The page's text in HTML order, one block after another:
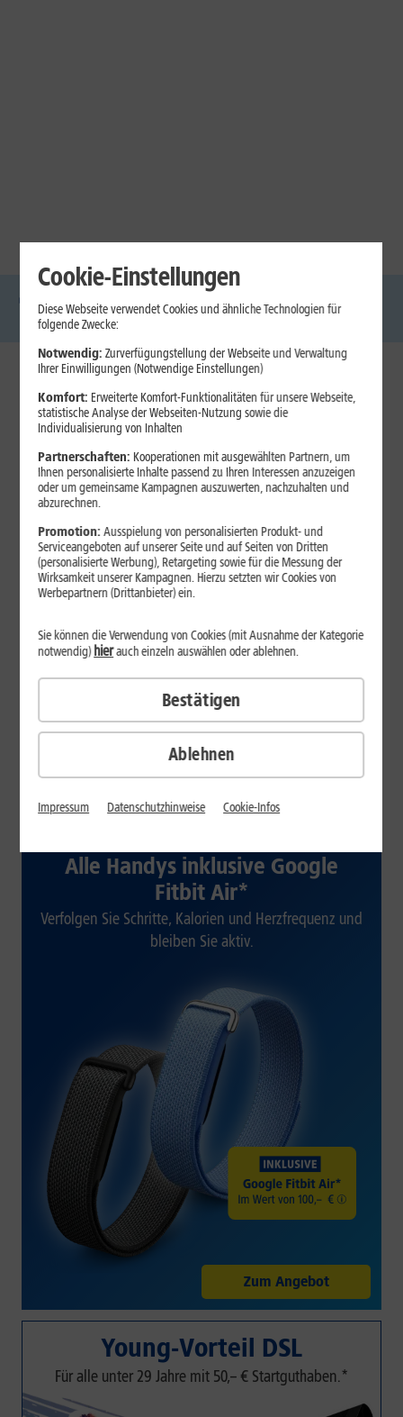
Glasfaser Internet Handys
Mobilfunk-
Laptops
1&1 Internet
Jetzt unterbrechungsfrei ins sehr gute Netz wechseln.
Ohne doppelte Kosten.*
ab 29,99
€/Monat*
Verfügbarkeit prüfen
Alle Handys inklusive Google
Fitbit Air*
Verfolgen Sie Schritte, Kalorien und Herzfrequenz und
bleiben Sie aktiv.
Zum Angebot
Young-Vorteil DSL
Für alle unter 29 Jahre mit 50,– € Startguthaben.*
Cookie-Einstellungen
Diese Webseite verwendet Cookies und ähnliche Technologien für
folgende Zwecke:
Notwendig: Zurverfügungstellung der Webseite und Verwaltung
Ihrer Einwilligungen (Notwendige Einstellungen)
Komfort: Erweiterte Komfort-Funktionalitäten für unsere Webseite,
statistische Analyse der Webseiten-Nutzung sowie die
Individualisierung von Inhalten
Partnerschaften: Kooperationen mit ausgewählten Partnern, um
Ihnen personalisierte Inhalte passend zu Ihren Interessen anzuzeigen
oder um gemeinsame Kampagnen auszuwerten, nachzuhalten und
abzurechnen.
Promotion:Ausspielung von personalisierten Produkt- und
Serviceangeboten auf unserer Seite und auf Seiten von Dritten
(personalisierte Werbung), Retargeting sowie für die Messung der
Wirksamkeit unserer Kampagnen. Hierzu setzten wir Cookies von
Werbepartnern (Drittanbieter) ein.
Ablehnen
Sie können die Verwendung von Cookies (mit Ausnahme der Kategorie
notwendig)hierauch einzeln auswählen oder ablehnen.
Bestätigen
Impressum Datenschutzhinweise Cookie-Infos